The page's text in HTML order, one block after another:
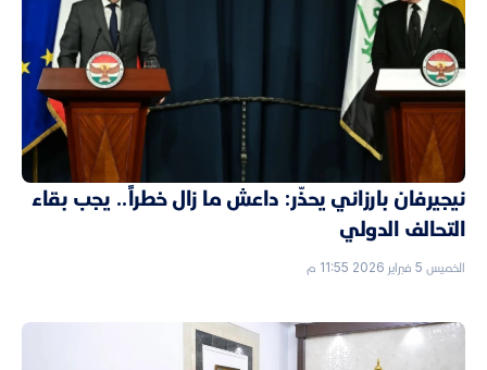
نيجيرفان بارزاني يحذّر: داعش ما زال خطراً.. يجب بقاء
التحالف الدولي
الخميس 5 فبراير 2026 11:55 م